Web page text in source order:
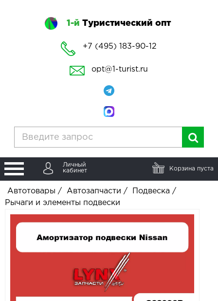
1-й Туристический опт
+7 (495) 183-90-12
opt@1-turist.ru
Личный
кабинет
Корзина пуста
Автотовары / Автозапчасти / Подвеска /
Рычаги и элементы подвески